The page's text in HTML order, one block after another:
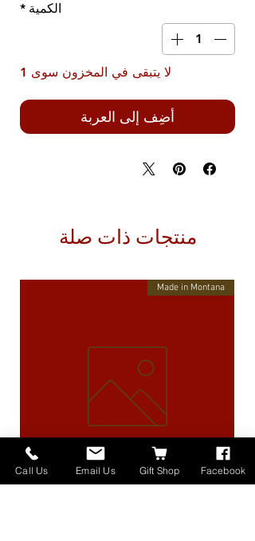
الكمية *
لا يتبقى في المخزون سوى 1
أضِف إلى العربة
منتجات ذات صلة
Made in Montana
Call Us Email Us Gift Shop Facebook